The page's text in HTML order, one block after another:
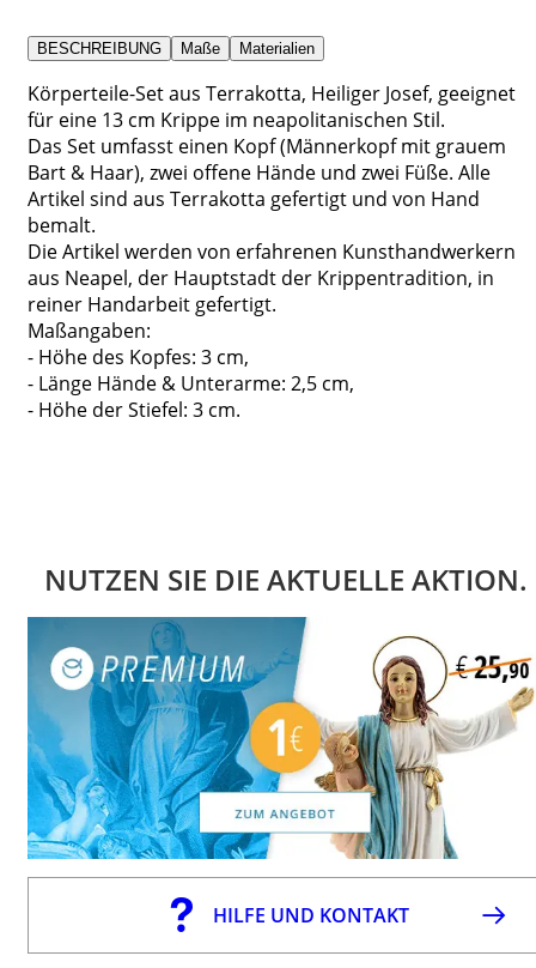
BESCHREIBUNG Maße Materialien
Körperteile-Set aus Terrakotta, Heiliger Josef, geeignet
für eine 13 cm Krippe im neapolitanischen Stil.
Das Set umfasst einen Kopf (Männerkopf mit grauem
Bart & Haar), zwei offene Hände und zwei Füße. Alle
Artikel sind aus Terrakotta gefertigt und von Hand
bemalt.
Die Artikel werden von erfahrenen Kunsthandwerkern
aus Neapel, der Hauptstadt der Krippentradition, in
reiner Handarbeit gefertigt.
Maßangaben:
- Höhe des Kopfes: 3 cm,
- Länge Hände & Unterarme: 2,5 cm,
- Höhe der Stiefel: 3 cm.
NUTZEN SIE DIE AKTUELLE AKTION.
HILFE UND KONTAKT